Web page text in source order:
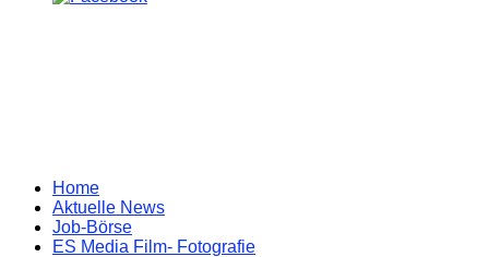
Zum
Inhalt
springen
Home
Aktuelle News
Job-Börse
ES Media Film- Fotografie